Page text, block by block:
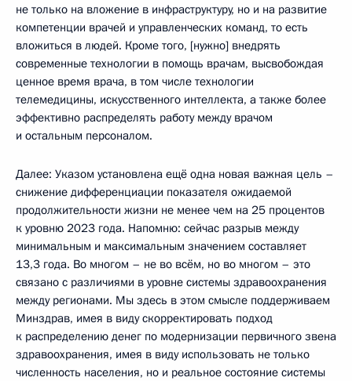
не только на вложение в инфраструктуру, но и на развитие
компетенции врачей и управленческих команд, то есть
вложиться в людей. Кроме того, [нужно] внедрять
современные технологии в помощь врачам, высвобождая
ценное время врача, в том числе технологии
телемедицины, искусственного интеллекта, а также более
эффективно распределять работу между врачом
и остальным персоналом.
Далее: Указом установлена ещё одна новая важная цель –
снижение дифференциации показателя ожидаемой
продолжительности жизни не менее чем на 25 процентов
к уровню 2023 года. Напомню: сейчас разрыв между
минимальным и максимальным значением составляет
13,3 года. Во многом – не во всём, но во многом – это
связано с различиями в уровне системы здравоохранения
между регионами. Мы здесь в этом смысле поддерживаем
Минздрав, имея в виду скорректировать подход
к распределению денег по модернизации первичного звена
здравоохранения, имея в виду использовать не только
численность населения, но и реальное состояние системы